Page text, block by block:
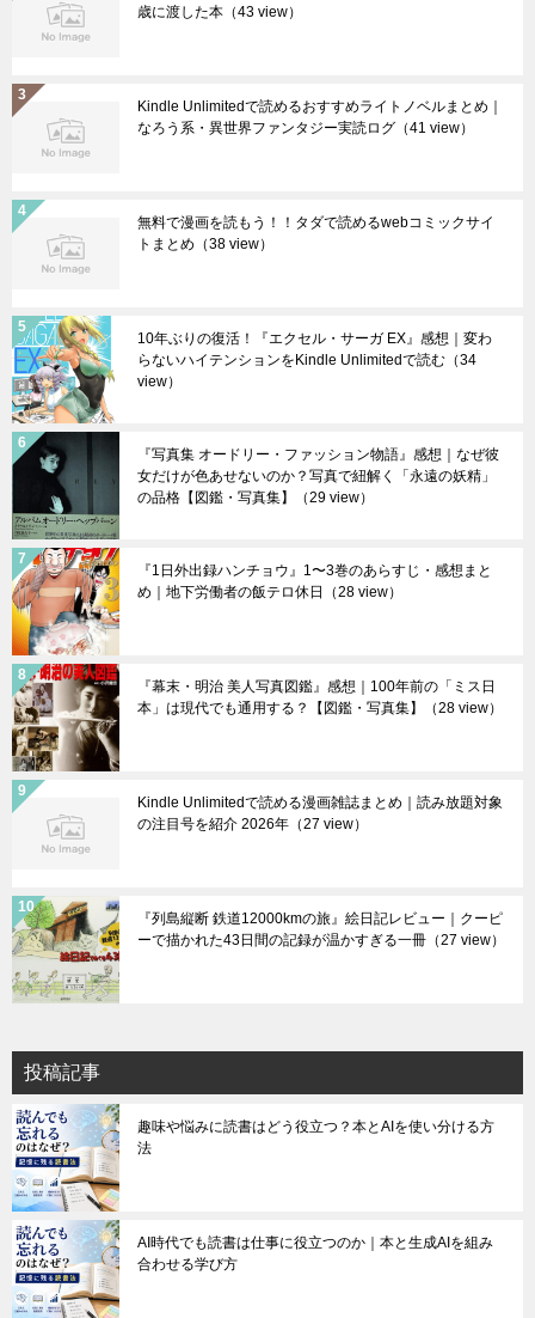
歳に渡した本 （43 view）
Kindle Unlimitedで読めるおすすめライトノベルまとめ｜
なろう系・異世界ファンタジー実読ログ （41 view）
無料で漫画を読もう！！タダで読めるwebコミックサイ
トまとめ （38 view）
10年ぶりの復活！『エクセル・サーガ EX』感想｜変わ
らないハイテンションをKindle Unlimitedで読む （34
view）
『写真集 オードリー・ファッション物語』感想｜なぜ彼
女だけが色あせないのか？写真で紐解く「永遠の妖精」
の品格【図鑑・写真集】
（29 view）
『1日外出録ハンチョウ』1〜3巻のあらすじ・感想まと
め｜地下労働者の飯テロ休日
（28 view）
『幕末・明治 美人写真図鑑』感想｜100年前の「ミス日
本」は現代でも通用する？【図鑑・写真集】
（28 view）
Kindle Unlimitedで読める漫画雑誌まとめ｜読み放題対象
の注目号を紹介 2026年 （27 view）
『列島縦断 鉄道12000kmの旅』絵日記レビュー｜クーピ
ーで描かれた43日間の記録が温かすぎる一冊 （27 view）
投稿記事
趣味や悩みに読書はどう役立つ？本とAIを使い分ける方
法
AI時代でも読書は仕事に役立つのか｜本と生成AIを組み
合わせる学び方